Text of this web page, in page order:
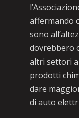
affermando
sono
dovrebbero
altri settori
prodotti
dare
di auto